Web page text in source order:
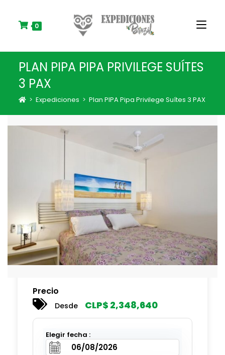
0
PLAN PIPA PIPA PRIVILEGE SUÍTES
3 PAX
> Expediciones > Plan PIPA Pipa Privilege Suítes 3 PAX
Precio
Desde CLP$ 2,348,640
Elegir fecha :